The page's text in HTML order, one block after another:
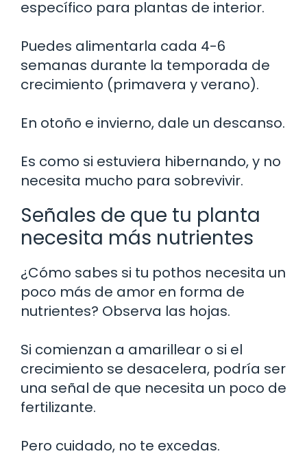
específico para plantas de interior.
Puedes alimentarla cada 4-6
semanas durante la temporada de
crecimiento (primavera y verano).
En otoño e invierno, dale un descanso.
Es como si estuviera hibernando, y no
necesita mucho para sobrevivir.
Señales de que tu planta
necesita más nutrientes
¿Cómo sabes si tu pothos necesita un
poco más de amor en forma de
nutrientes? Observa las hojas.
Si comienzan a amarillear o si el
crecimiento se desacelera, podría ser
una señal de que necesita un poco de
fertilizante.
Pero cuidado, no te excedas.